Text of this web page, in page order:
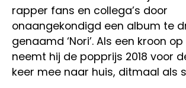
rapper fans en collega’s door
onaangekondigd een album te
genaamd ‘Nori’. Als een kroon
neemt hij de popprijs 2018 voor
keer mee naar huis, ditmaal als